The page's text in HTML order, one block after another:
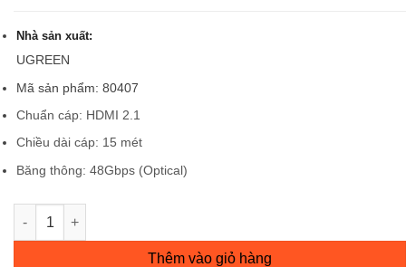
Nhà sản xuất:
UGREEN
Mã sản phẩm: 80407
Chuẩn cáp: HDMI 2.1
Chiều dài cáp: 15 mét
Băng thông: 48Gbps (Optical)
Cáp HDMI 2.1 sợi quang dài 15m hỗ trợ 8K/60Hz 4K/120Hz
Thêm vào giỏ hàng